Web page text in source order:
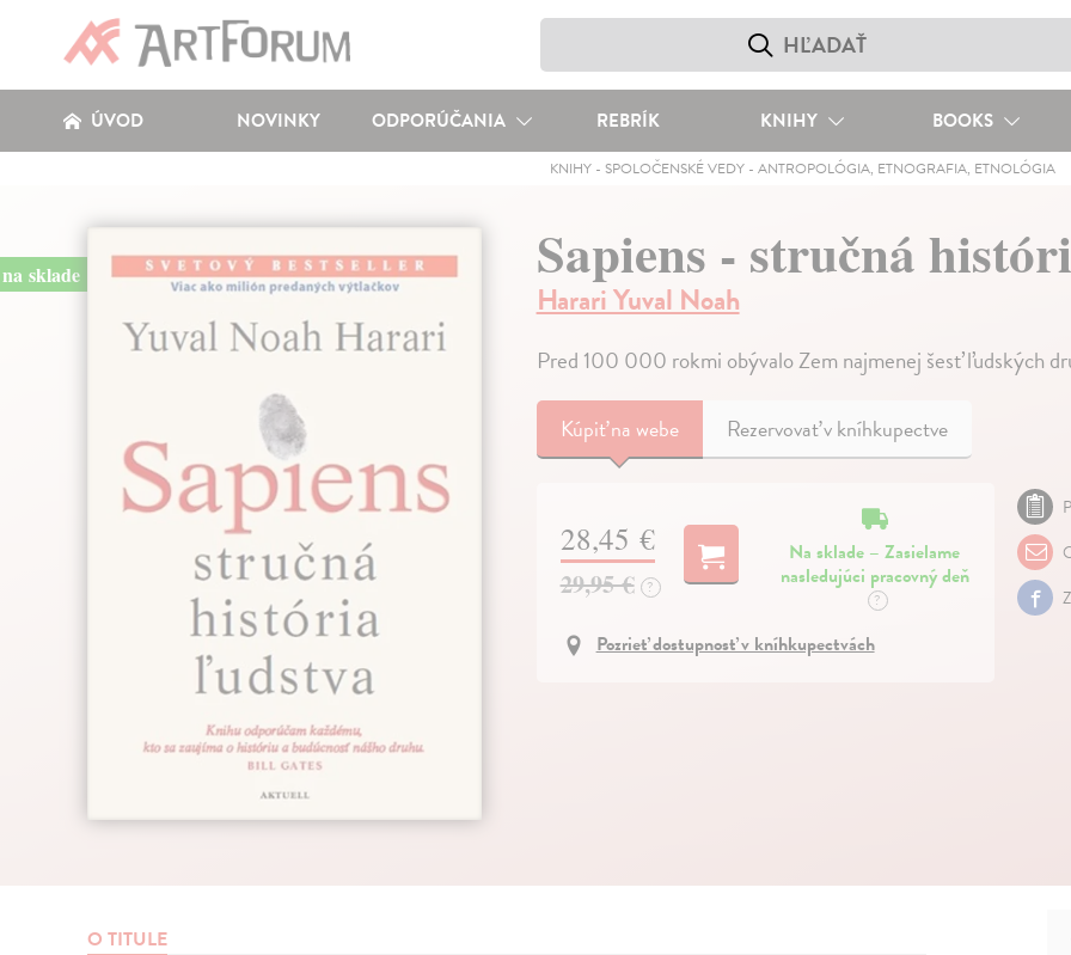
ÚVOD NOVINKY ODPORÚČANIA REBRÍK KNIHY BOOKS
KNIHY - SPOLOČENSKÉ VEDY -ANTROPOLÓGIA, ETNOGRAFIA, ETNOLÓGIA
na sklade Sapiens - stručná
Harari Yuval Noah
Pred 100 000 rokmi obývalo Zem najmenej šesť ľudských
Kúpiťna webe Rezervovať v kníhkupectve
28,45 €
29,95 € ?
Na sklade – Zasielame
nasledujúci pracovný deň
?
Pozrieť dostupnosť v kníhkupectvách
O TITULE